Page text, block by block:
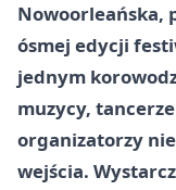
Nowoorleańska,
ósmej edycji
jednym
muzycy,
organizatorzy
wejścia.